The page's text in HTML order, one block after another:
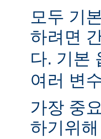
모두 기
하려면
다. 기본
여러 변
가장 중
하기위